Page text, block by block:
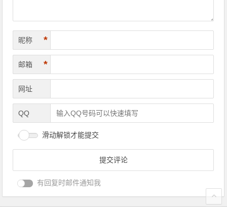
昵称 *
邮箱 *
网址
QQ
滑动解锁才能提交
有回复时邮件通知我